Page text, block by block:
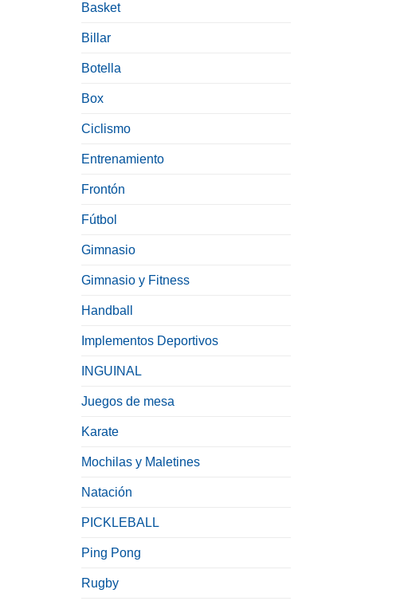
Basket
Billar
Botella
Box
Ciclismo
Entrenamiento
Frontón
Fútbol
Gimnasio
Gimnasio y Fitness
Handball
Implementos Deportivos
INGUINAL
Juegos de mesa
Karate
Mochilas y Maletines
Natación
PICKLEBALL
Ping Pong
Rugby